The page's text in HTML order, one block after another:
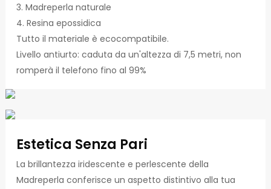
3. Madreperla naturale
4. Resina epossidica
Tutto il materiale è ecocompatibile.
Livello antiurto: caduta da un'altezza di 7,5 metri, non
romperà il telefono fino al 99%
Estetica Senza Pari
La brillantezza iridescente e perlescente della
Madreperla conferisce un aspetto distintivo alla tua